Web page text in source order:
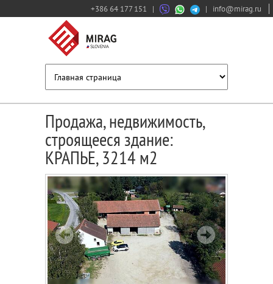
+386 64 177 151 | | info@mirag.ru
Продажа, недвижимость,
строящееся здание:
КРАПЬЕ, 3214 м2